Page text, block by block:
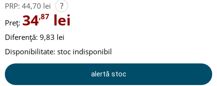
PRP: 44,70 lei ?
Preț: 34,87 lei
Diferență: 9,83 lei
Disponibilitate: stoc indisponibil
alertă stoc